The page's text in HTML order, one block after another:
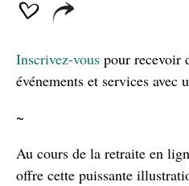
Inscrivez-vous pour recevoir
événements et services avec
~
Au cours de la retraite en
offre cette puissante